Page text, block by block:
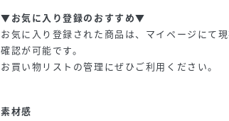
▼お気に入り登録のおすすめ▼
お気に入り登録された商品は、マイページにて
確認が可能です。
お買い物リストの管理にぜひご利用ください。
素材感